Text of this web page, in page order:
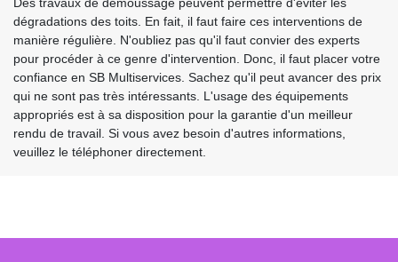
dégradations des toits. En fait, il faut faire ces interventions de
manière régulière. N'oubliez pas qu'il faut convier des experts
pour procéder à ce genre d'intervention. Donc, il faut placer votre
confiance en SB Multiservices. Sachez qu'il peut avancer des prix
qui ne sont pas très intéressants. L'usage des équipements
appropriés est à sa disposition pour la garantie d'un meilleur
rendu de travail. Si vous avez besoin d'autres informations,
veuillez le téléphoner directement.